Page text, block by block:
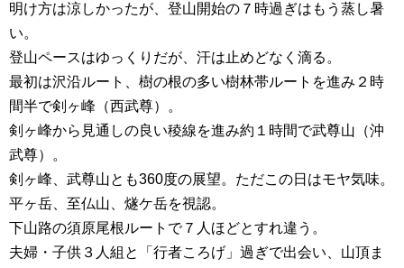
明け方は涼しかったが、登山開始の７時過ぎはもう蒸し暑
い。
登山ペースはゆっくりだが、汗は止めどなく滴る。
最初は沢沿ルート、樹の根の多い樹林帯ルートを進み２時
間半で剣ヶ峰（西武尊）。
剣ヶ峰から見通しの良い稜線を進み約１時間で武尊山（沖
武尊）。
剣ヶ峰、武尊山とも360度の展望。ただこの日はモヤ気味。
平ヶ岳、至仏山、燧ケ岳を視認。
下山路の須原尾根ルートで７人ほどとすれ違う。
夫婦・子供３人組と「行者ころげ」過ぎで出会い、山頂ま